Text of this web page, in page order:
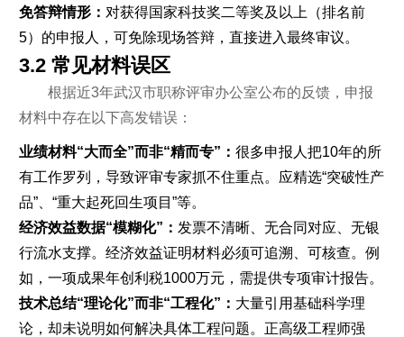
免答辩情形： 对获得国家科技奖二等奖及以上（排名前
5）的申报人，可免除现场答辩，直接进入最终审议。
3.2 常见材料误区
根据近3年武汉市职称评审办公室公布的反馈，申报
材料中存在以下高发错误：
业绩材料“大而全”而非“精而专”： 很多申报人把10年的所
有工作罗列，导致评审专家抓不住重点。应精选“突破性产
品”、“重大起死回生项目”等。
经济效益数据“模糊化”： 发票不清晰、无合同对应、无银
行流水支撑。经济效益证明材料必须可追溯、可核查。例
如，一项成果年创利税1000万元，需提供专项审计报告。
技术总结“理论化”而非“工程化”： 大量引用基础科学理
论，却未说明如何解决具体工程问题。正高级工程师强